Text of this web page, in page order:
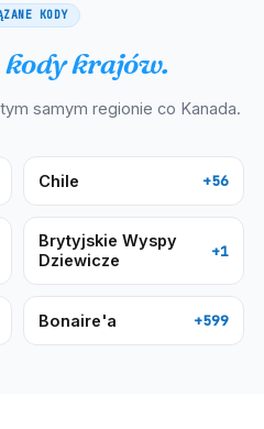
KODY
kody krajów.
samym regionie co Kanada.
Chile +56
Brytyjskie Wyspy
Dziewicze
+1
Bonaire'a +599